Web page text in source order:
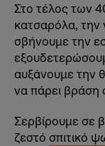
Στο τέλος των
κατσαρόλα, την
σβήνουμε την
αυξάνουμε την
να πάρει βράση
Σερβίρουμε σε
ζεστό σπιτικό